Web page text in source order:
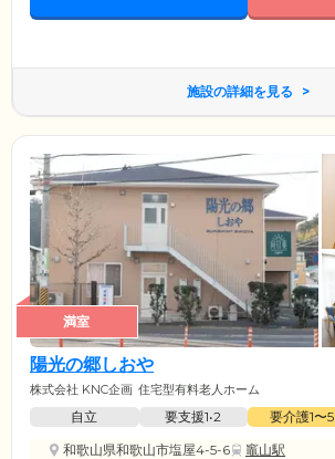
施設の詳細を見る
満室
陽光の郷しおや
株式会社 KNC企画 住宅型有料老人ホーム
自立 要支援1•2 要介護1〜5
和歌山県和歌山市塩屋4-5-6
竈山駅